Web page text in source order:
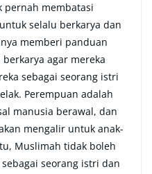
pernah membatasi
selalu berkarya dan
memberi panduan
agar mereka
sebagai seorang istri
Perempuan adalah
manusia berawal, dan
mengalir untuk anak-
Muslimah tidak boleh
seorang istri dan